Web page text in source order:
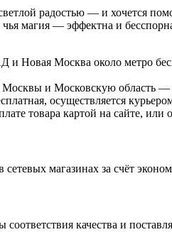
радостью — и хочется
чья магия — эффектна и
Новая Москва около метро
и Московскую область —
осуществляется
товара картой на сайте, или
магазинах за счёт
соответствия качества и